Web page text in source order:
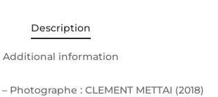
Description
Additional information
Photographe : CLEMENT METTAI (2018)